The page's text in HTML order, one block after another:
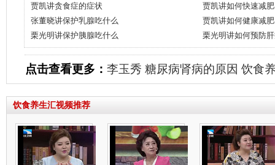
贾凯讲贪食症的症状
贾凯讲如何快速减肥
张董晓讲保护乳腺吃什么
贾凯讲如何健康减肥
栗光明讲保护胰腺吃什么
栗光明讲如何预防
点击查看更多： 李玉秀 糖尿病肾病的原因 饮食
饮食养生汇视频推荐